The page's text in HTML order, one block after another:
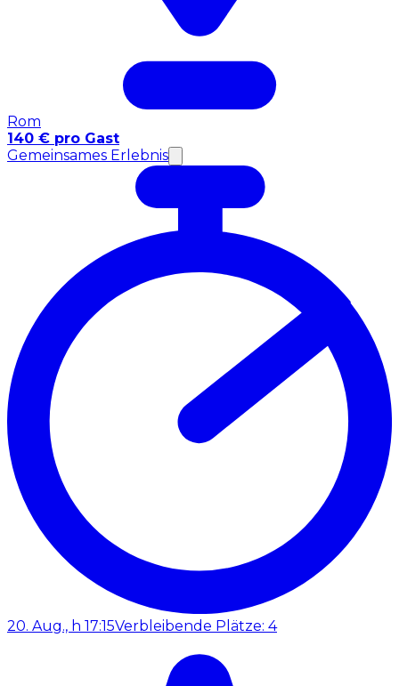
Rom
140 € pro Gast
Gemeinsames Erlebnis
20. Aug., h 17:15Verbleibende Plätze: 4